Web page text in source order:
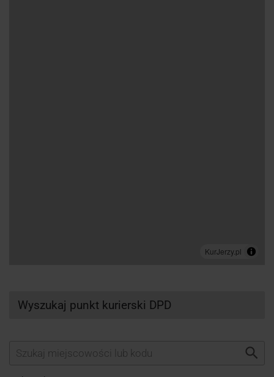
Wyszukaj punkt kurierski DPD